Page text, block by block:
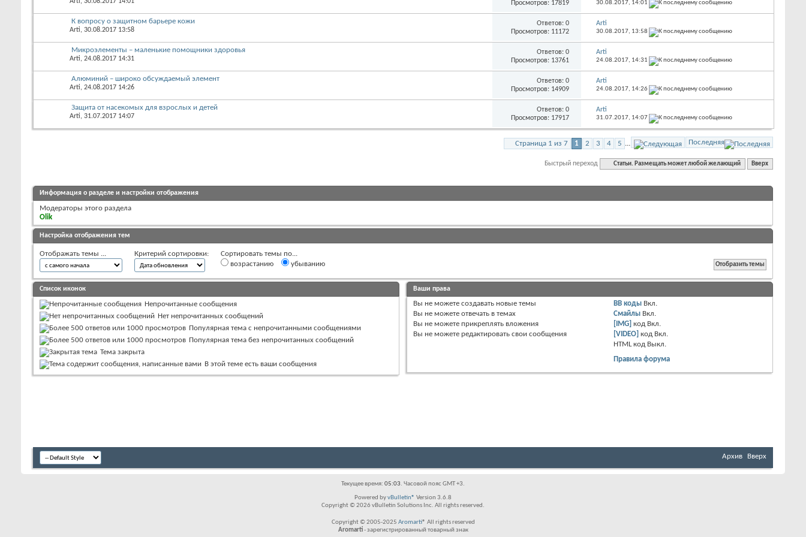
Просмотров: 17819 30.08.2017, 14:01
К вопросу о защитном барьере кожи
Arti, 30.08.2017 13:58
Ответов: 0
Просмотров: 11172
Arti
30.08.2017, 13:58
Микроэлементы – маленькие помощники здоровья
Arti, 24.08.2017 14:31
Ответов: 0
Просмотров: 13761
Arti
24.08.2017, 14:31
Алюминий – широко обсуждаемый элемент
Arti, 24.08.2017 14:26
Ответов: 0
Просмотров: 14909
Arti
24.08.2017, 14:26
Защита от насекомых для взрослых и детей
Arti, 31.07.2017 14:07
Ответов: 0
Просмотров: 17917
Arti
31.07.2017, 14:07
Страница 1 из 7 1 2 3 4 5 ... Последняя
Быстрый переход Статьи. Размещать может любой желающий Вверх
Информация о разделе и настройки отображения
Модераторы этого раздела
Olik
Настройка отображения тем
Отображать темы ... Критерий сортировки:
Сортировать темы по...
возрастанию
убыванию
Список иконок
Непрочитанные сообщения
Нет непрочитанных сообщений
Популярная тема с непрочитанными сообщениями
Популярная тема без непрочитанных сообщений
Тема закрыта
В этой теме есть ваши сообщения
Ваши права
Вы не можете создавать новые темы
Вы не можете отвечать в темах
Вы не можете прикреплять вложения
Вы не можете редактировать свои сообщения
BB коды Вкл.
Смайлы Вкл.
[IMG] код Вкл.
[VIDEO] код Вкл.
HTML код Выкл.
Правила форума
Архив Вверх
Текущее время: 05:03. Часовой пояс GMT +3.
Powered byvBulletin® Version 3.6.8
Copyright © 2026 vBulletin Solutions Inc. All rights reserved.
Copyright © 2005-2025 Aromarti® All rights reserved
Aromarti- зарегистрированный товарный знак